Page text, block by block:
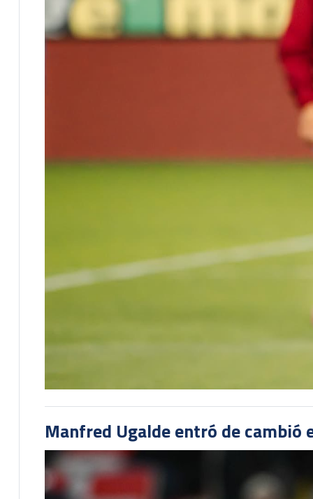
Manfred Ugalde entró de cambió